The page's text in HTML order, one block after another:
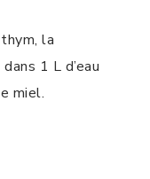
la
1 L d’eau
miel.